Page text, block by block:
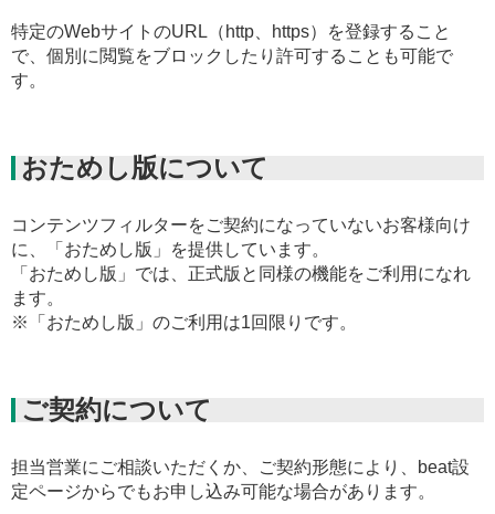
特定のWebサイトのURL（http、https）を登録すること
で、個別に閲覧をブロックしたり許可することも可能で
す。
おためし版について
コンテンツフィルターをご契約になっていないお客様向け
に、「おためし版」を提供しています。
「おためし版」では、正式版と同様の機能をご利用になれ
ます。
※「おためし版」のご利用は1回限りです。
ご契約について
担当営業にご相談いただくか、ご契約形態により、beat設
定ページからでもお申し込み可能な場合があります。